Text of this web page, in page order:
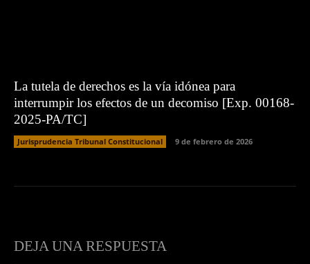
La tutela de derechos es la vía idónea para
interrumpir los efectos de un decomiso [Exp. 00168-
2025-PA/TC]
Jurisprudencia Tribunal Constitucional 9 de febrero de 2026
DEJA UNA RESPUESTA